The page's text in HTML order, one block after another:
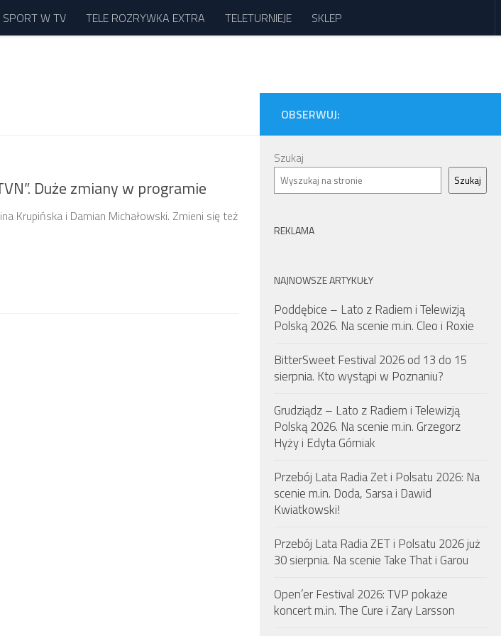
SPORT W TV TELE ROZRYWKA EXTRA TELETURNIEJE SKLEP
Duże zmiany w programie
Krupińska i Damian Michałowski. Zmieni się też
OBSERWUJ:
Szukaj
Szukaj
REKLAMA
NAJNOWSZE ARTYKUŁY
Poddębice – Lato z Radiem i Telewizją
Polską 2026. Na scenie m.in. Cleo i Roxie
BitterSweet Festival 2026 od 13 do 15
sierpnia. Kto wystąpi w Poznaniu?
Grudziądz – Lato z Radiem i Telewizją
Polską 2026. Na scenie m.in. Grzegorz
Hyży i Edyta Górniak
Przebój Lata Radia Zet i Polsatu 2026: Na
scenie m.in. Doda, Sarsa i Dawid
Kwiatkowski!
Przebój Lata Radia ZET i Polsatu 2026 już
30 sierpnia. Na scenie Take That i Garou
Open’er Festival 2026: TVP pokaże
koncert m.in. The Cure i Zary Larsson